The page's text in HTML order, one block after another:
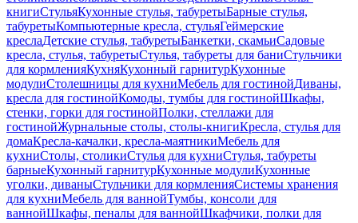
книгиСтульяКухонные стулья, табуретыБарные стулья,
табуретыКомпьютерные кресла, стульяГеймерские
креслаДетские стулья, табуретыБанкетки, скамьиСадовые
кресла, стулья, табуретыСтулья, табуреты для баниСтульчики
для кормленияКухняКухонный гарнитурКухонные
модулиСтолешницы для кухниМебель для гостинойДиваны,
кресла для гостинойКомоды, тумбы для гостинойШкафы,
стенки, горки для гостинойПолки, стеллажи для
гостинойЖурнальные столы, столы-книгиКресла, стулья для
домаКресла-качалки, кресла-маятникиМебель для
кухниСтолы, столикиСтулья для кухниСтулья, табуреты
барныеКухонный гарнитурКухонные модулиКухонные
уголки, диваныСтульчики для кормленияСистемы хранения
для кухниМебель для ваннойТумбы, консоли для
ваннойШкафы, пеналы для ваннойШкафчики, полки для